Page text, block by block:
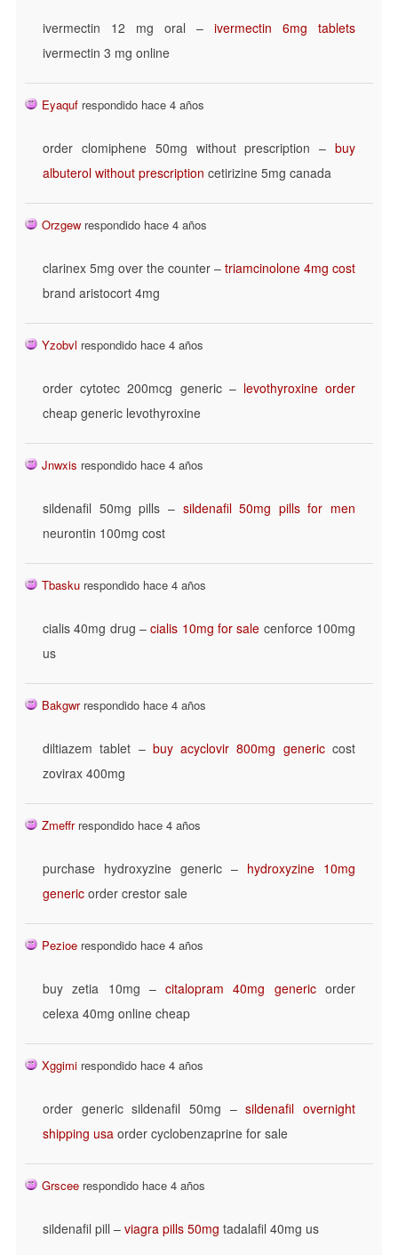
ivermectin 12 mg oral – ivermectin 6mg tablets
ivermectin 3 mg online
Eyaquf respondido hace 4 años
order clomiphene 50mg without prescription – buy
albuterol without prescription cetirizine 5mg canada
Orzgew respondido hace 4 años
clarinex 5mg over the counter – triamcinolone 4mg cost
brand aristocort 4mg
Yzobvl respondido hace 4 años
order cytotec 200mcg generic – levothyroxine order
cheap generic levothyroxine
Jnwxis respondido hace 4 años
sildenafil 50mg pills – sildenafil 50mg pills for men
neurontin 100mg cost
Tbasku respondido hace 4 años
cialis 40mg drug –cialis 10mg for sale cenforce 100mg
us
Bakgwrrespondido hace 4 años
diltiazem tablet – buy acyclovir 800mg genericcost
zovirax 400mg
Zmeffrrespondido hace 4 años
purchase hydroxyzine generic – hydroxyzine 10mg
generic order crestor sale
Pezioe respondido hace 4 años
buy zetia 10mg –citalopram 40mg genericorder
celexa 40mg online cheap
Xggimi respondido hace 4 años
order generic sildenafil 50mg –sildenafil overnight
shipping usa order cyclobenzaprine for sale
Grscee respondido hace 4 años
sildenafil pill – viagra pills 50mg tadalafil 40mg us